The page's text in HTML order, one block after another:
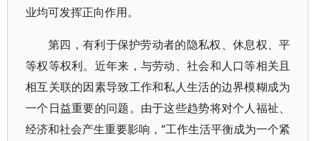
业均可发挥正向作用。
第四，有利于保护劳动者的隐私权、休息权、平
等权等权利。近年来，与劳动、社会和人口等相关且
相互关联的因素导致工作和私人生活的边界模糊成为
一个日益重要的问题。由于这些趋势将对个人福祉、
经济和社会产生重要影响，“工作生活平衡成为一个紧